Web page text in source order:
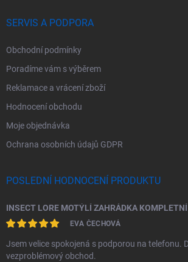
SERVIS A PODPORA
Obchodní podmínky
Poradíme vám s výběrem
Reklamace a vrácení zboží
Hodnocení obchodu
Moje objednávka
Ochrana osobních údajů GDPR
POSLEDNÍ HODNOCENÍ PRODUKTU
EVA ČECHOVÁ
Jsem velice spokojená s podporou na telefonu.
vezproblémový obchod.